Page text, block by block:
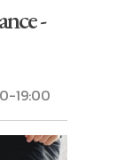
-
19:00